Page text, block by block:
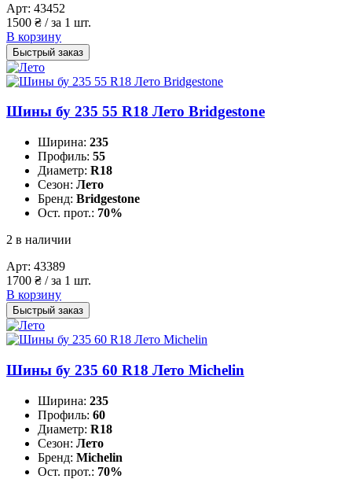
Арт: 43452
1500 ₴ / за 1 шт.
В корзину
Быстрый заказ
Шины бу 235 55 R18 Лето Bridgestone
Ширина: 235
Профиль: 55
Диаметр: R18
Сезон: Лето
Бренд: Bridgestone
Ост. прот.: 70%
2 в наличии
Арт: 43389
1700 ₴ / за 1 шт.
В корзину
Быстрый заказ
Шины бу 235 60 R18 Лето Michelin
Ширина: 235
Профиль: 60
Диаметр: R18
Сезон: Лето
Бренд: Michelin
Ост. прот.: 70%